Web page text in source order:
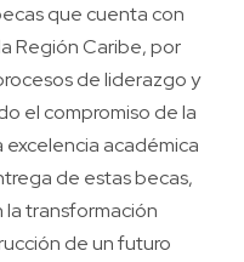
que cuenta con
Región Caribe, por
de liderazgo y
el compromiso de la
excelencia académica
de estas becas,
la transformación
de un futuro